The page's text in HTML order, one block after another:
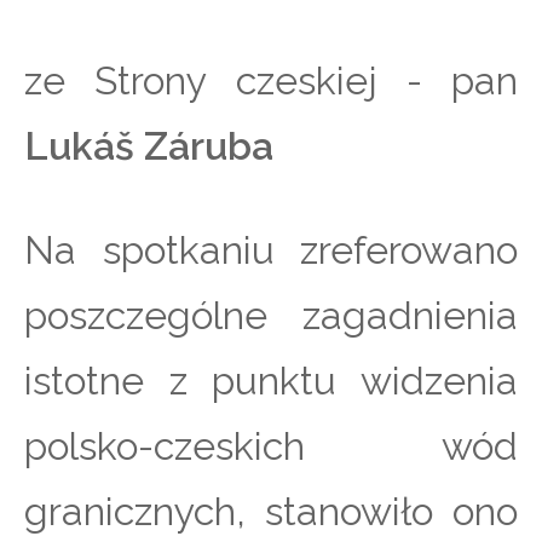
ze Strony czeskiej - pan
Lukáš Záruba
Na spotkaniu zreferowano
poszczególne zagadnienia
istotne z punktu widzenia
polsko-czeskich wód
granicznych, stanowiło ono